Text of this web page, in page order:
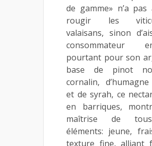
de gamme» n’a
rougir les
valaisans, sinon
pourtant pour son
base de pinot
cornalin,
et de syrah, ce
en barriques,
maîtrise de
éléments: jeune,
texture fine, alliant